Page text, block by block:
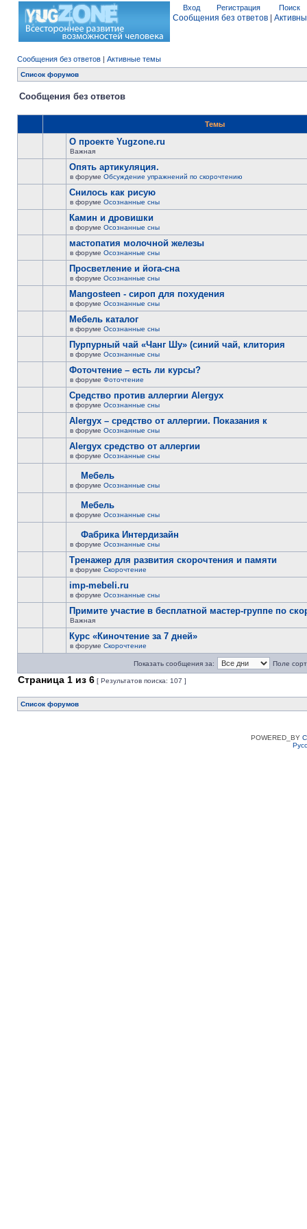
Вход Регистрация Поиск
Сообщения без ответов
Сообщения без ответов | Активные темы
Список форумов
Сообщения без ответов
Темы
О проекте Yugzone.ru
Важная
Опять артикуляция.
в форуме Обсуждение упражнений по скорочтению
Снилось как рисую
в форуме Осознанные сны
Камин и дровишки
в форуме Осознанные сны
мастопатия молочной железы
в форуме Осознанные сны
Просветление и йога-сна
в форуме Осознанные сны
Mangosteen - сироп для похудения
в форуме Осознанные сны
Мебель каталог
в форуме Осознанные сны
Пурпурный чай «Чанг Шу» (синий чай, клитория
в форуме Осознанные сны
Фоточтение – есть ли курсы?
в форуме Фоточтение
Cредство против аллергии Alergyx
в форуме Осознанные сны
Alergyx – средство от аллергии. Показания к
в форуме Осознанные сны
Alergyx средство от аллергии
в форуме Осознанные сны
Мебель
в форуме Осознанные сны
Мебель
в форуме Осознанные сны
Фабрика Интердизайн
в форуме Осознанные сны
Тренажер для развития скорочтения и памяти
в форуме Скорочтение
imp-mebeli.ru
в форуме Осознанные сны
Примите участие в бесплатной мастер-группе по
Важная
Курс «Киночтение за 7 дней»
в форуме Скорочтение
Показать сообщения за: Поле
Страница 1 из 6 [ Результатов поиска: 107 ]
Список форумов
POWERED_BY